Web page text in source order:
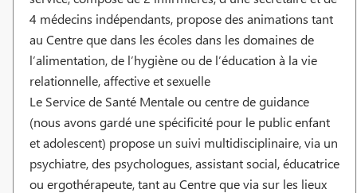
4 médecins indépendants, propose des animations tant
au Centre que dans les écoles dans les domaines de
l’alimentation, de l’hygiène ou de l’éducation à la vie
relationnelle, affective et sexuelle
Le Service de Santé Mentale ou centre de guidance
(nous avons gardé une spécificité pour le public enfant
et adolescent) propose un suivi multidisciplinaire, via un
psychiatre, des psychologues, assistant social, éducatrice
ou ergothérapeute, tant au Centre que via sur les lieux